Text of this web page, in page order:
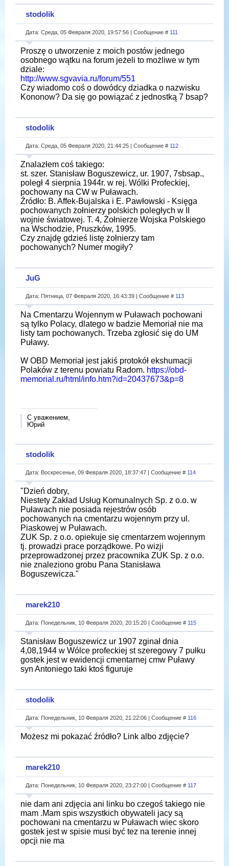
stodolik
Дата: Среда, 05 Февраля 2020, 19:57:56 | Сообщение # 111
Proszę o utworzenie z moich postów jednego
osobnego wątku na forum jeżeli to możliwe w tym
dziale:
http://www.sgvavia.ru/forum/551
Czy wiadomo coś o dowódcy dziadka o nazwisku
Kononow? Da się go powiązać z jednostką 7 bsap?
stodolik
Дата: Среда, 05 Февраля 2020, 21:44:25 | Сообщение # 112
Znalazłem coś takiego:
st. szer. Stanisław Boguszewicz, ur. 1907, 7sbsap.,
poległ 4 sierpnia 1944r. w rej. Wólki Profeckiej,
pochowany na CW w Puławach.
Źródło: B. Affek-Bujalska i E. Pawłowski - Księga
pochowanych żołnierzy polskich poległych w II
wojnie światowej. T. 4, Żołnierze Wojska Polskiego
na Wschodzie, Pruszków, 1995.
Czy znajdę gdzieś listę żołnierzy tam
pochowanych? Numer mogiły?
JuG
Дата: Пятница, 07 Февраля 2020, 16:43:39 | Сообщение # 113
Na Cmentarzu Wojennym w Puławach pochowani
są tylko Polacy, dlatego w badzie Memoriał nie ma
listy tam pochowanych. Trzeba zgłosić się do UM
Puławy.
W OBD Memoriał jest jakiś protokół ekshumacji
Polaków z terenu powiatu Radom. https://obd-
memorial.ru/html/info.htm?id=20437673&p=8
С уважением,
Юрий
stodolik
Дата: Воскресенье, 09 Февраля 2020, 18:37:47 | Сообщение # 114
"Dzień dobry,
Niestety Zakład Usług Komunalnych Sp. z o.o. w
Puławach nie posiada rejestrów osób
pochowanych na cmentarzu wojennym przy ul.
Piaskowej w Puławach.
ZUK Sp. z o.o. opiekuje się cmentarzem wojennym
tj. prowadzi prace porządkowe. Po wizji
przeprowadzonej przez pracownika ZUK Sp. z o.o.
nie znaleziono grobu Pana Stanisława
Boguszewicza."
marek210
Дата: Понедельник, 10 Февраля 2020, 20:15:20 | Сообщение # 115
Stanisław Boguszewicz ur 1907 zginał dnia
4,08,1944 w Wólce profeckiej st szeregowy 7 pułku
gostek jest w ewidencji cmentarnej cmw Puławy
syn Antoniego taki ktoś figuruje
stodolik
Дата: Понедельник, 10 Февраля 2020, 21:22:06 | Сообщение # 116
Możesz mi pokazać źródło? Link albo zdjęcie?
marek210
Дата: Понедельник, 10 Февраля 2020, 23:27:00 | Сообщение # 117
nie dam ani zdjęcia ani linku bo czegoś takiego nie
mam .Mam spis wszystkich obywateli jacy są
pochowani na cmentarzu w Puławach wiec skoro
gostek jest w spisie musi być tez na terenie innej
opcji nie ma